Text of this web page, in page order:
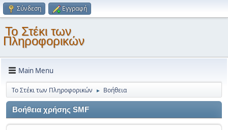
Σύνδεση Εγγραφή
Το Στέκι των
Πληροφορικών
Main Menu
Το Στέκι των Πληροφορικών ► Βοήθεια
Βοήθεια χρήσης SMF